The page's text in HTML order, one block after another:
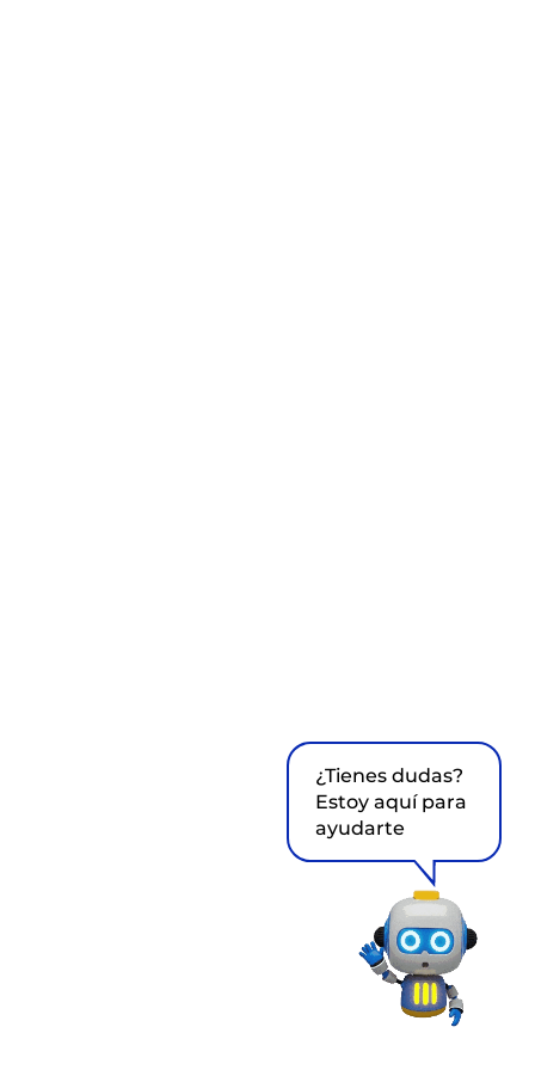
¿Tienes dudas?
Estoy aquí para
ayudarte